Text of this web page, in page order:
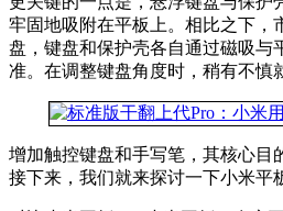
牢固地吸附在平板上。相比之下，
盘，键盘和保护壳各自通过磁吸与
准。在调整键盘角度时，稍有不慎
增加触控键盘和手写笔，其核心目
接下来，我们就来探讨一下小米平